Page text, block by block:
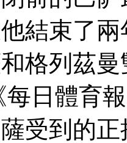
衣他結束
和格列茲
每日體育
到的正接